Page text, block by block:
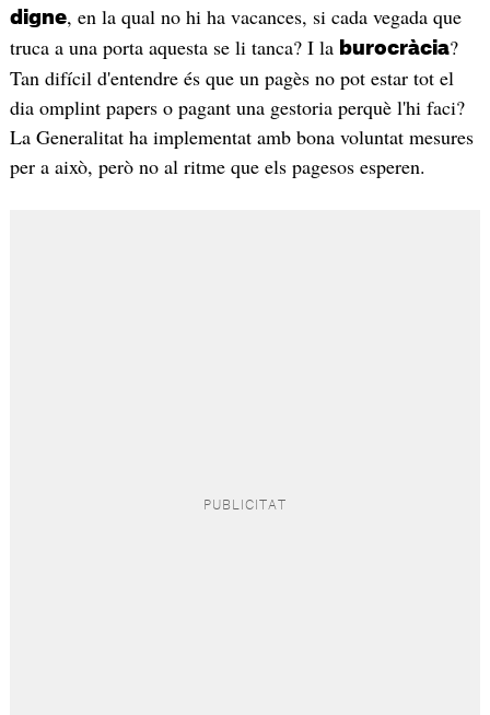
digne, en la qual no hi ha vacances, si cada vegada que
truca a una porta aquesta se li tanca? I la burocràcia?
Tan difícil d'entendre és que un pagès no pot estar tot el
dia omplint papers o pagant una gestoria perquè l'hi faci?
La Generalitat ha implementat amb bona voluntat mesures
per a això, però no al ritme que els pagesos esperen.